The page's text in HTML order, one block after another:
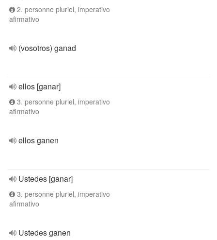
2. personne pluriel, imperativo
afirmativo
(vosotros) ganad
ellos [ganar]
3. personne pluriel, imperativo
afirmativo
ellos ganen
Ustedes [ganar]
3. personne pluriel, imperativo
afirmativo
Ustedes ganen